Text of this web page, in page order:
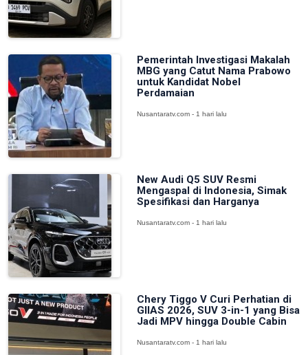
Pemerintah Investigasi Makalah
MBG yang Catut Nama Prabowo
untuk Kandidat Nobel
Perdamaian
Nusantaratv.com - 1 hari lalu
New Audi Q5 SUV Resmi
Mengaspal di Indonesia, Simak
Spesifikasi dan Harganya
Nusantaratv.com - 1 hari lalu
Chery Tiggo V Curi Perhatian di
GIIAS 2026, SUV 3-in-1 yang Bisa
Jadi MPV hingga Double Cabin
Nusantaratv.com - 1 hari lalu